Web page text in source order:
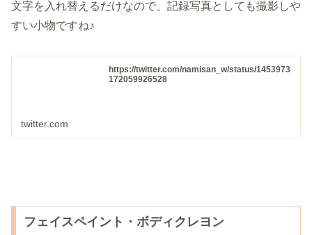
文字を入れ替えるだけなので、記録写真としても撮影しや
すい小物ですね♪
https://twitter.com/namisan_w/status/1453973
172059926528
twitter.com
フェイスペイント・ボディクレヨン